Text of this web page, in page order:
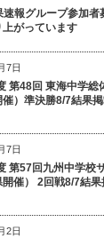
速報グループ参加者
上がっています
7日
第48回 東海中学総
催）準決勝8/7結果
7日
第57回九州中学校
開催） 2回戦8/7結
2日